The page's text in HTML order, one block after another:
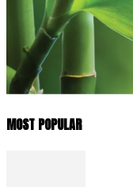
MOST POPULAR